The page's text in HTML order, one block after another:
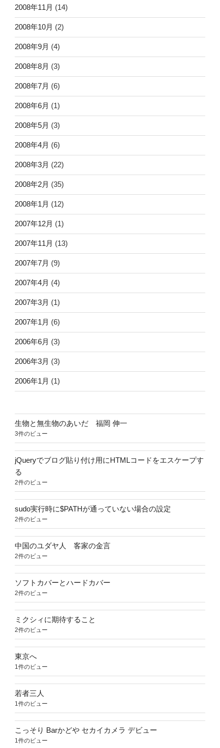
2008年11月 (14)
2008年10月 (2)
2008年9月 (4)
2008年8月 (3)
2008年7月 (6)
2008年6月 (1)
2008年5月 (3)
2008年4月 (6)
2008年3月 (22)
2008年2月 (35)
2008年1月 (12)
2007年12月 (1)
2007年11月 (13)
2007年7月 (9)
2007年4月 (4)
2007年3月 (1)
2007年1月 (6)
2006年6月 (3)
2006年3月 (3)
2006年1月 (1)
生物と無生物のあいだ 福岡 伸一
3件のビュー
jQueryでブログ貼り付け用にHTMLコードをエスケープす
る
2件のビュー
sudo実行時に$PATHが通っていない場合の設定
2件のビュー
中国のユダヤ人 客家の金言
2件のビュー
ソフトカバーとハードカバー
2件のビュー
ミクシィに期待すること
2件のビュー
東京へ
1件のビュー
若者三人
1件のビュー
こっそり Barかどや セカイカメラ デビュー
1件のビュー